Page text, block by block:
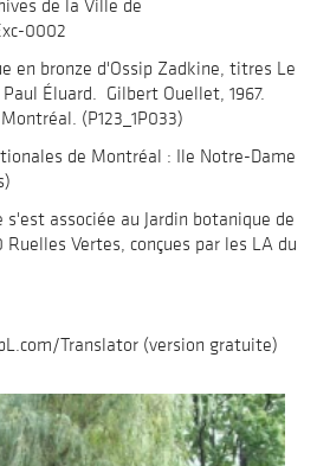
de la Ville de
0002
en bronze d'Ossip Zadkine, titres Le
Éluard. Gilbert Ouellet, 1967.
(P123_1P033)
de Montréal : Ile Notre-Dame
associée au Jardin botanique de
Vertes, conçues par les LA du
Translator (version gratuite)